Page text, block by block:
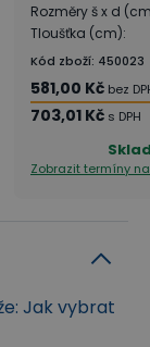
Rozměry š x d
Tloušťka (cm):
Kód zboží: 450023
581,00 Kč bez
703,01 Kč s DPH
Zobrazit termíny
Jak vybrat